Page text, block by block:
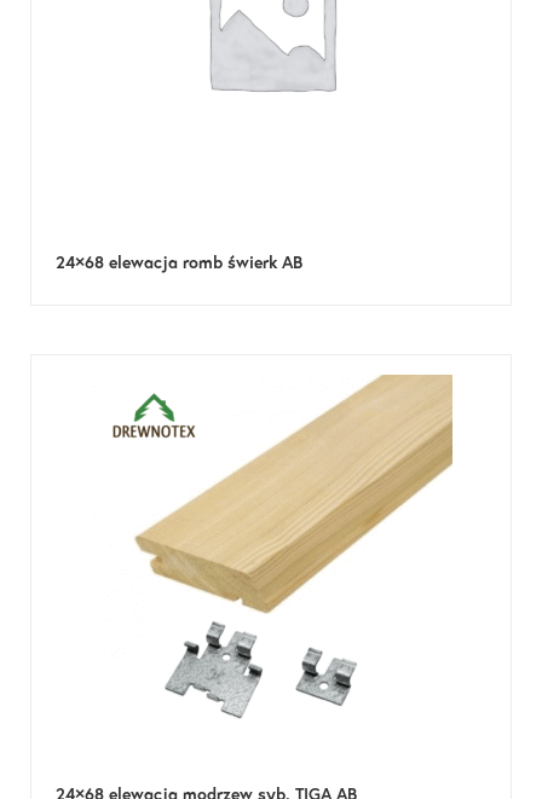
24×68 elewacja romb świerk AB
24×68 elewacja modrzew syb. TIGA AB